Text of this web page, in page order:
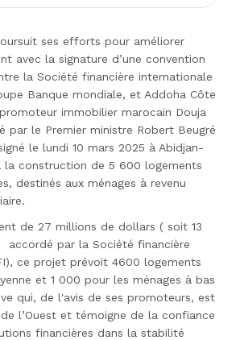
ses efforts pour améliorer
avec la signature d’une convention
la Société financière internationale
Banque mondiale, et Addoha Côte
immobilier marocain Douja
par le Premier ministre Robert Beugré
le lundi 10 mars 2025 à Abidjan-
la construction de 5 600 logements
destinés aux ménages à revenu
de 27 millions de dollars ( soit 13
accordé par la Société financière
ce projet prévoit 4600 logements
et 1 000 pour les ménages à bas
qui, de l'avis de ses promoteurs, est
l’Ouest et témoigne de la confiance
financières dans la stabilité